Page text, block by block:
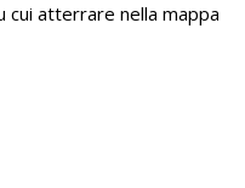
cui atterrare nella mappa